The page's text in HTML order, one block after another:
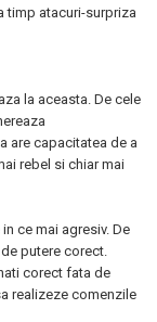
timp atacuri-surpriza
la aceasta. De cele
are capacitatea de a
rebel si chiar mai
ce mai agresiv. De
putere corect.
corect fata de
realizeze comenzile